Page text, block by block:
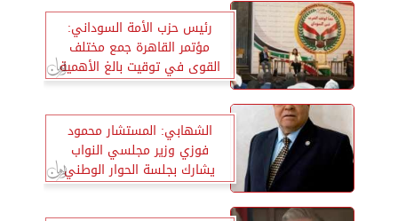
رئيس حزب الأمة السوداني:
مؤتمر القاهرة جمع مختلف
القوى في توقيت بالغ الأهمية
الشهابي: المستشار محمود
فوزي وزير مجلسي النواب
يشارك بجلسة الحوار الوطني
اليوم